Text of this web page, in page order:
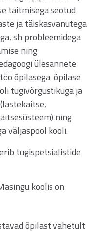
täitmisega seotud
ja täiskasvanutega
sh probleemidega
ning
ülesannete
õpilasega, õpilase
tugivõrgustikuga ja
ning
väljaspool kooli.
tugispetsialistide
koolis on
õpilast vahetult